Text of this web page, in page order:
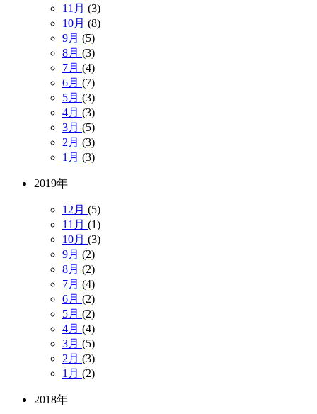
11月 (3)
10月 (8)
9月 (5)
8月 (3)
7月 (4)
6月 (7)
5月 (3)
4月 (3)
3月 (5)
2月 (3)
1月 (3)
2019年
12月 (5)
11月 (1)
10月 (3)
9月 (2)
8月 (2)
7月 (4)
6月 (2)
5月 (2)
4月 (4)
3月 (5)
2月 (3)
1月 (2)
2018年